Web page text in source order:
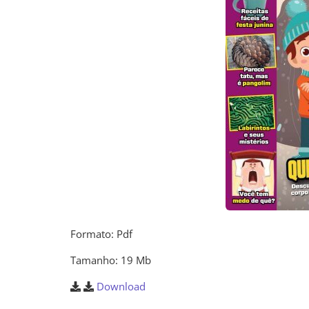
Formato: Pdf
Tamanho: 19 Mb
Download